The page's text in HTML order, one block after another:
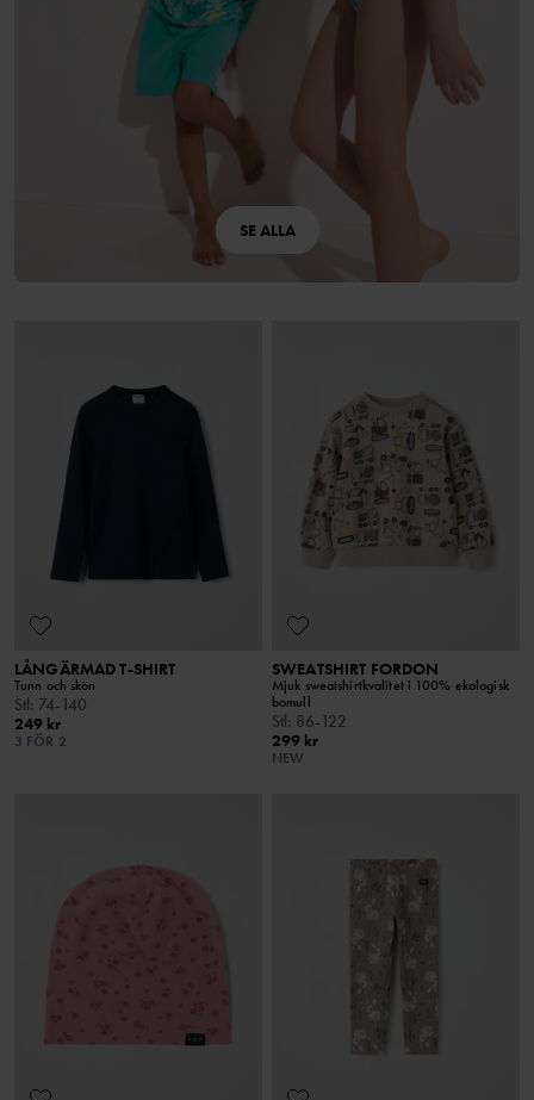
SE ALLA
LÅNGÄRMAD T-SHIRT
Tunn och skön
Stl: 74-140
249 kr
3 FÖR 2
SWEATSHIRT FORDON
Mjuk sweatshirtkvalitet i 100% ekologisk
bomull
Stl: 86-122
299 kr
NEW